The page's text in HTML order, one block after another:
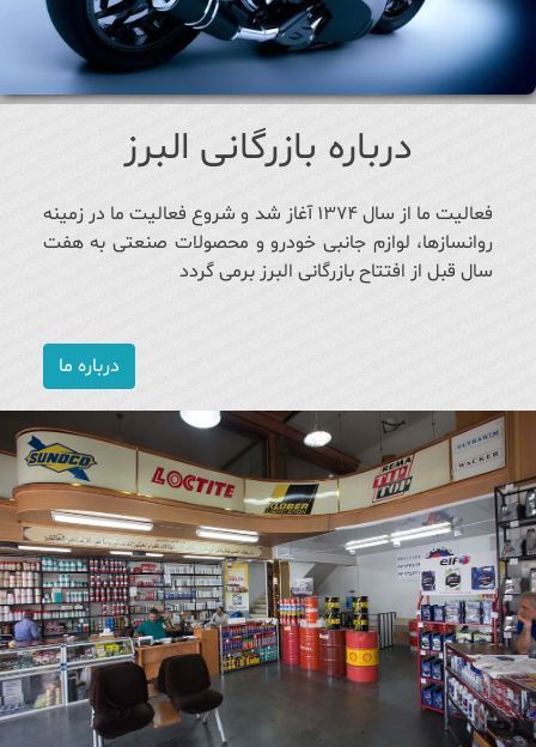
درباره بازرگانی البرز
فعالیت ما از سال ۱۳۷۴ آغاز شد و شروع فعالیت ما در زمینه
روانسازها، لوازم جانبی خودرو و محصولات صنعتی به هفت
سال قبل از افتتاح بازرگانی البرز برمی گردد
درباره ما